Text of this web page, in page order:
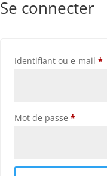
Se connecter
Identifiant ou e-mail *
Mot de passe *
Alternative: